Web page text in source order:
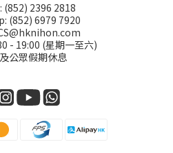
(852) 2396 2818
(852) 6979 7920
- 19:00 (星期一至六)
公眾假期休息